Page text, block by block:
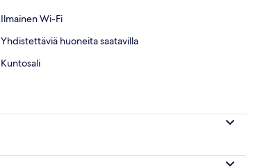
Ilmainen Wi-Fi
Yhdistettäviä huoneita saatavilla
Kuntosali